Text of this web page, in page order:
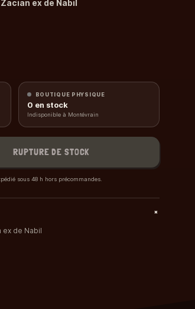
ex de Nabil
de Nabil
Nabil et de Moumouflon de Nabil
ex de Nabil
BOUTIQUE PHYSIQUE
0 en stock
Indisponible à Montévrain
RUPTURE DE STOCK
sous 48 h hors précommandes.
+
de Nabil